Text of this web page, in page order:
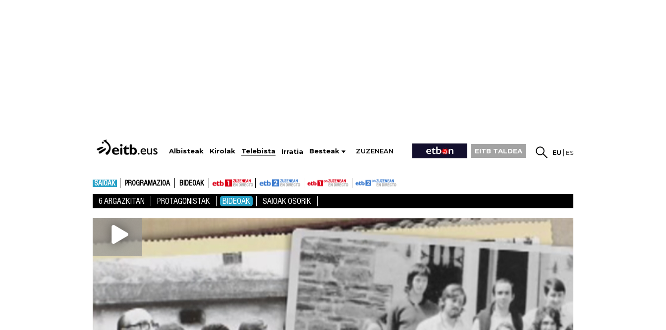
Albisteak Kirolak Telebista Irratia Besteak ZUZENEAN EITB TALDEA EU ES
SAIOAK PROGRAMAZIOA BIDEOAK
6 ARGAZKITAN PROTAGONISTAK BIDEOAK SAIOAK OSORIK